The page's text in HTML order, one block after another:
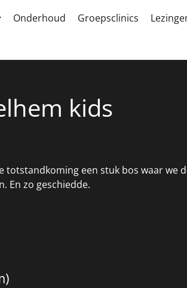
Onderhoud Groepsclinics
kids
een stuk bos waar we
En zo geschiedde.